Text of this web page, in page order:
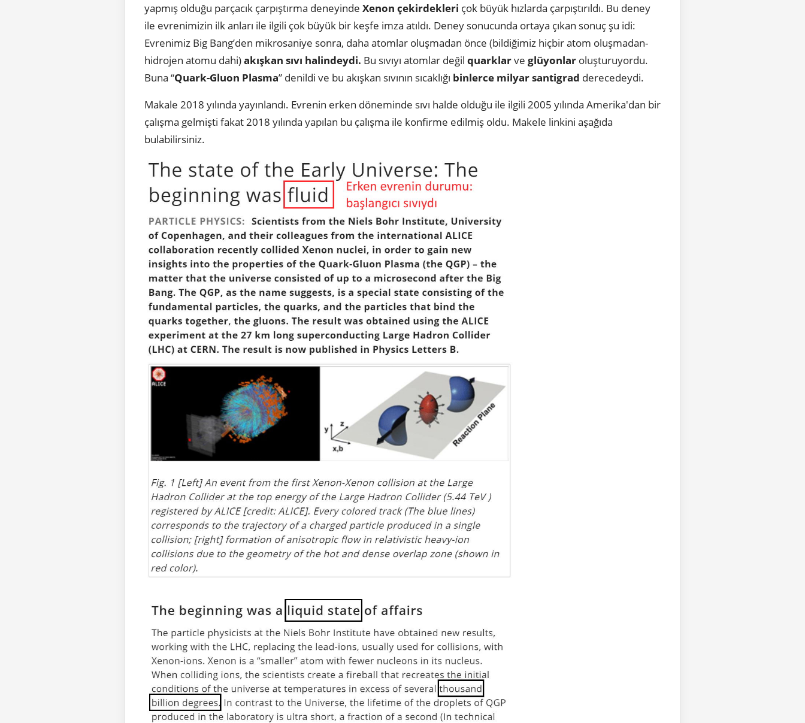
yapmış olduğu parçacık çarpıştırma deneyinde Xenon çekirdekleri çok büyük hızlarda çarpıştırıldı. Bu deney
ile evrenimizin ilk anları ile ilgili çok büyük bir keşfe imza atıldı. Deney sonucunda ortaya çıkan sonuç şu idi:
Evrenimiz Big Bang’den mikrosaniye sonra, daha atomlar oluşmadan önce (bildiğimiz hiçbir atom oluşmadan-
hidrojen atomu dahi)akışkan sıvı halindeydi. Bu sıvıyı atomlar değil quarklarve glüyonlar oluşturuyordu.
Buna “Quark-Gluon Plasma” denildi ve bu akışkan sıvının sıcaklığı binlerce milyar santigrad derecedeydi.
Makale 2018 yılında yayınlandı. Evrenin erken döneminde sıvı halde olduğu ile ilgili 2005 yılında Amerika'dan bir
çalışma gelmişti fakat 2018 yılında yapılan bu çalışma ile konfirme edilmiş oldu. Makele linkini aşağıda
bulabilirsiniz.